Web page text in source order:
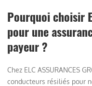
Pourquoi choisir
pour une
payeur ?
Chez ELC ASSURANCES
conducteurs résiliés pour